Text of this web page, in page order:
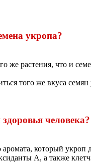
укропа?
же растения, что и
того же вкуса
человека?
который
А, а также